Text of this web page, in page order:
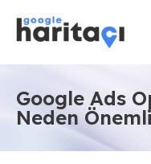
Google Ads
Neden